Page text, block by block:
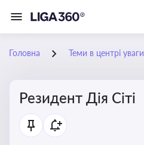
Головна Теми в центрі уваги
Резидент Дія Сіті